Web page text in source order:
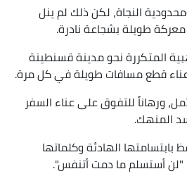
النجاة، لكن ذلك لم ينل
طويلة بشجاعة نادرة.
المتكررة نحو مدينة قسنطينة
قطع مسافات طويلة في كل مرة.
ورهاناً للتفوق على عناء السفر
المنهك.
الهادئة وكلماتها
أستسلم ما دمت أتنفس".